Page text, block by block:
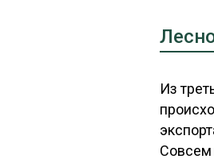
Из
Совсем